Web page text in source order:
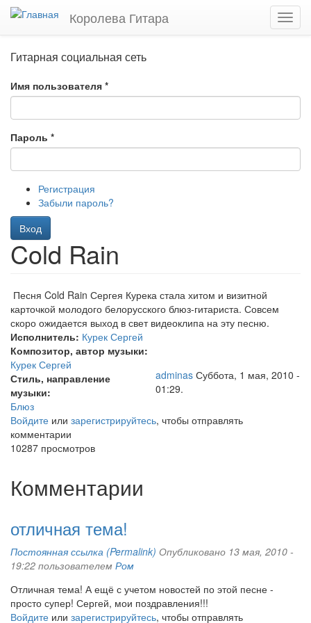
Перейти
Королева Гитара
Гитарная социальная сеть
Имя пользователя *
Пароль *
Регистрация
Забыли пароль?
Вход
Cold Rain
Песня Cold Rain Сергея Курека стала хитом и визитной
карточкой молодого белорусского блюз-гитариста. Совсем
скоро ожидается выход в свет видеоклипа на эту песню.
Исполнитель: Курек Сергей
Композитор, автор музыки:
Курек Сергей
Стиль, направление
музыки:
Блюз
adminas Суббота, 1 мая, 2010 -
01:29.
Войдите или зарегистрируйтесь, чтобы отправлять
комментарии
10287 просмотров
Комментарии
отличная тема!
Постоянная ссылка (Permalink) Опубликовано 13 мая, 2010 -
19:22 пользователем Ром
Отличная тема! А ещё с учетом новостей по этой песне -
просто супер! Сергей, мои поздравления!!!
Войдите или зарегистрируйтесь, чтобы отправлять